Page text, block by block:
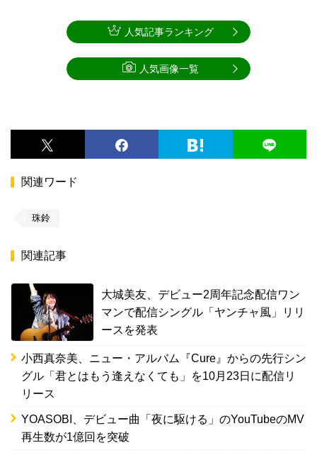
関連ワード
珠鈴
関連記事
大城美友、デビュー2周年記念配信ワン
マンで配信シングル「ヤンチャ風」リリ
ースを発表
小西真奈美、ニュー・アルバム『Cure』からの先行シン
グル「君とはもう逢えなくても」を10月23日に配信リ
リース
YOASOBI、デビュー曲「夜に駆ける」のYouTubeのMV
再生数が1億回を突破
人気記事ランキング
人気画像一覧